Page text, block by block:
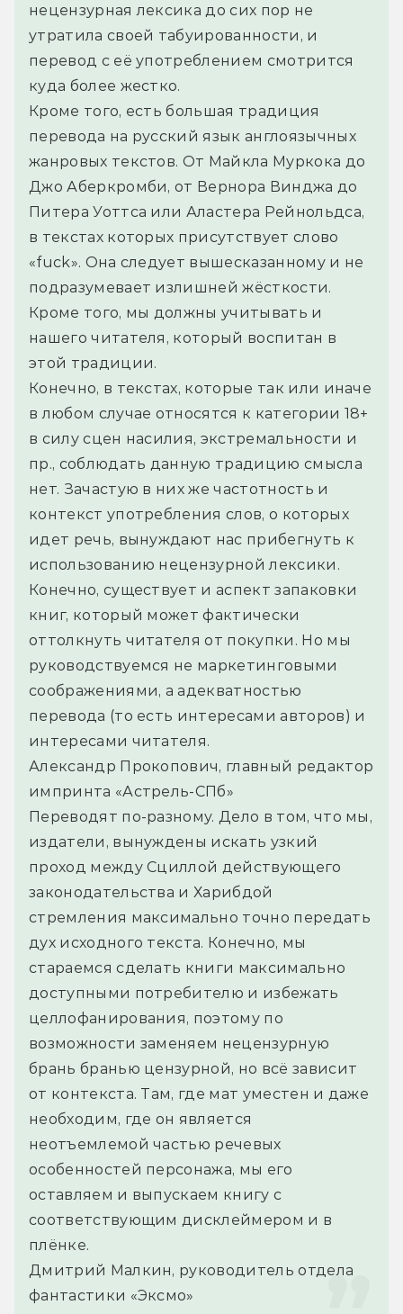
нецензурная лексика до сих пор не
утратила своей табуированности, и
перевод с её употреблением смотрится
куда более жестко.
Кроме того, есть большая традиция
перевода на русский язык англоязычных
жанровых текстов. От Майкла Муркока до
Джо Аберкромби, от Вернора Винджа до
Питера Уоттса или Аластера Рейнольдса,
в текстах которых присутствует слово
«fuck». Она следует вышесказанному и не
подразумевает излишней жёсткости.
Кроме того, мы должны учитывать и
нашего читателя, который воспитан в
этой традиции.
Конечно, в текстах, которые так или иначе
в любом случае относятся к категории 18+
в силу сцен насилия, экстремальности и
пр., соблюдать данную традицию смысла
нет. Зачастую в них же частотность и
контекст употребления слов, о которых
идет речь, вынуждают нас прибегнуть к
использованию нецензурной лексики.
Конечно, существует и аспект запаковки
книг, который может фактически
оттолкнуть читателя от покупки. Но мы
руководствуемся не маркетинговыми
соображениями, а адекватностью
перевода (то есть интересами авторов) и
интересами читателя.
Александр Прокопович, главный редактор
импринта «Астрель-СПб»
Переводят по-разному. Дело в том, что мы,
издатели, вынуждены искать узкий
проход между Сциллой действующего
законодательства и Харибдой
стремления максимально точно передать
дух исходного текста. Конечно, мы
стараемся сделать книги максимально
доступными потребителю и избежать
целлофанирования, поэтому по
возможности заменяем нецензурную
брань бранью цензурной, но всё зависит
от контекста. Там, где мат уместен и даже
необходим, где он является
неотъемлемой частью речевых
особенностей персонажа, мы его
оставляем и выпускаем книгу с
соответствующим дисклеймером и в
плёнке.
Дмитрий Малкин, руководитель отдела
фантастики «Эксмо»